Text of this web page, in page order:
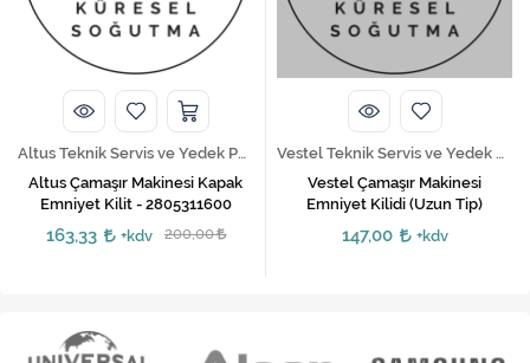
Altus Teknik Servis ve Yedek Parça Hizmetleri
Altus Çamaşır Makinesi Kapak
Emniyet Kilit - 2805311600
163,33 +kdv 200,00
Vestel Teknik Servis ve Yedek Parça Hizmetleri
Vestel Çamaşır Makinesi
Emniyet Kilidi (Uzun Tip)
147,00 +kdv